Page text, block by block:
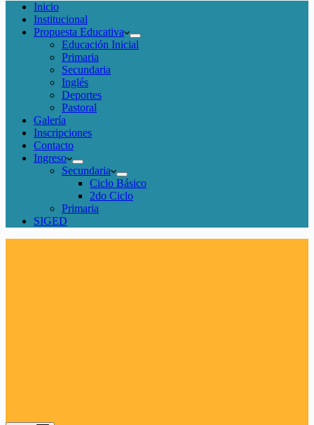
Inicio
Institucional
Propuesta Educativa
Educación Inicial
Primaria
Secundaria
Inglés
Deportes
Pastoral
Galería
Inscripciones
Contacto
Ingreso
Secundaria
Ciclo Básico
2do Ciclo
Primaria
SIGED